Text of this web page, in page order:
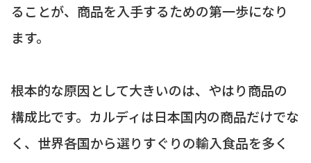
ることが、商品を入手するための第一歩になり
ます。
根本的な原因として大きいのは、やはり商品の
構成比です。カルディは日本国内の商品だけでな
く、世界各国から選りすぐりの輸入食品を多く